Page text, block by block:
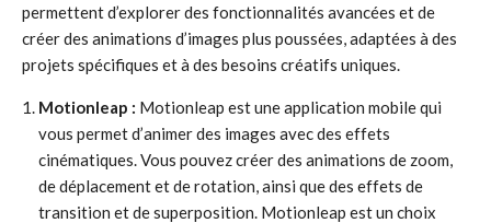
permettent d’explorer des fonctionnalités avancées et de
créer des animations d’images plus poussées, adaptées à des
projets spécifiques et à des besoins créatifs uniques.
Motionleap : Motionleap est une application mobile qui
vous permet d’animer des images avec des effets
cinématiques. Vous pouvez créer des animations de zoom,
de déplacement et de rotation, ainsi que des effets de
transition et de superposition. Motionleap est un choix